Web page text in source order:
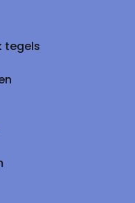
tegels